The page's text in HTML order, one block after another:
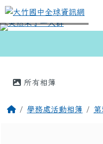
跳至主內容區
大竹國中全球資
所有相簿
回首頁學務處活動相簿